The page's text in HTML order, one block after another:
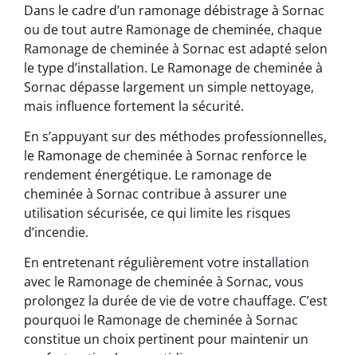
Dans le cadre d’un ramonage débistrage à Sornac
ou de tout autre Ramonage de cheminée, chaque
Ramonage de cheminée à Sornac est adapté selon
le type d’installation. Le Ramonage de cheminée à
Sornac dépasse largement un simple nettoyage,
mais influence fortement la sécurité.
En s’appuyant sur des méthodes professionnelles,
le Ramonage de cheminée à Sornac renforce le
rendement énergétique. Le ramonage de
cheminée à Sornac contribue à assurer une
utilisation sécurisée, ce qui limite les risques
d’incendie.
En entretenant régulièrement votre installation
avec le Ramonage de cheminée à Sornac, vous
prolongez la durée de vie de votre chauffage. C’est
pourquoi le Ramonage de cheminée à Sornac
constitue un choix pertinent pour maintenir un